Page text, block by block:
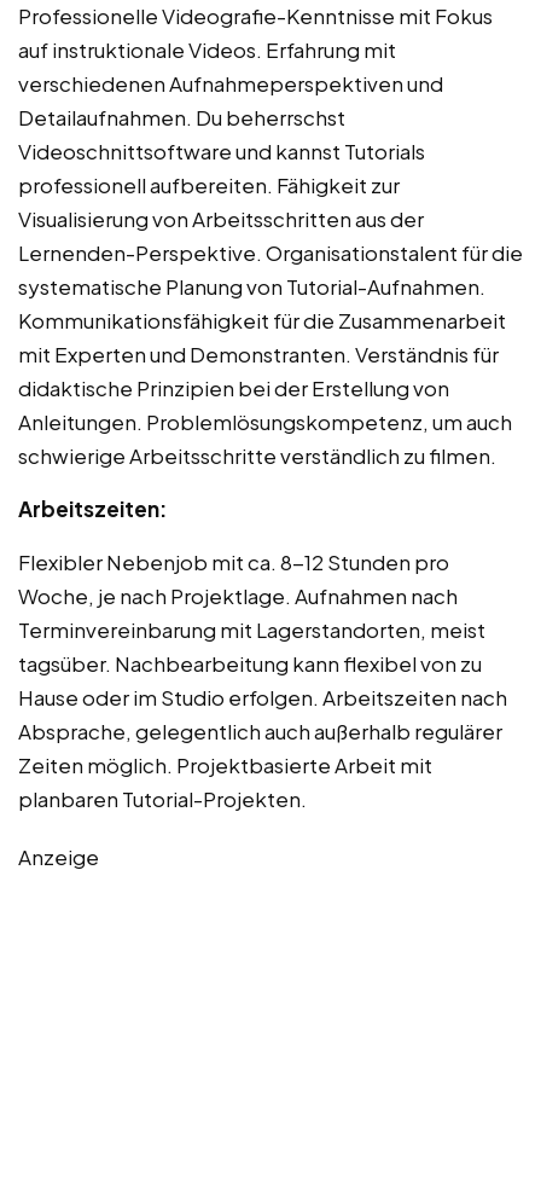
Professionelle Videografie-Kenntnisse mit Fokus
auf instruktionale Videos. Erfahrung mit
verschiedenen Aufnahmeperspektiven und
Detailaufnahmen. Du beherrschst
Videoschnittsoftware und kannst Tutorials
professionell aufbereiten. Fähigkeit zur
Visualisierung von Arbeitsschritten aus der
Lernenden-Perspektive. Organisationstalent für die
systematische Planung von Tutorial-Aufnahmen.
Kommunikationsfähigkeit für die Zusammenarbeit
mit Experten und Demonstranten. Verständnis für
didaktische Prinzipien bei der Erstellung von
Anleitungen. Problemlösungskompetenz, um auch
schwierige Arbeitsschritte verständlich zu filmen.
Arbeitszeiten:
Flexibler Nebenjob mit ca. 8-12 Stunden pro
Woche, je nach Projektlage. Aufnahmen nach
Terminvereinbarung mit Lagerstandorten, meist
tagsüber. Nachbearbeitung kann flexibel von zu
Hause oder im Studio erfolgen. Arbeitszeiten nach
Absprache, gelegentlich auch außerhalb regulärer
Zeiten möglich. Projektbasierte Arbeit mit
planbaren Tutorial-Projekten.
Anzeige